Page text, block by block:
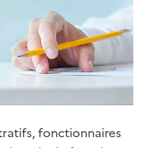
fonctionnaires